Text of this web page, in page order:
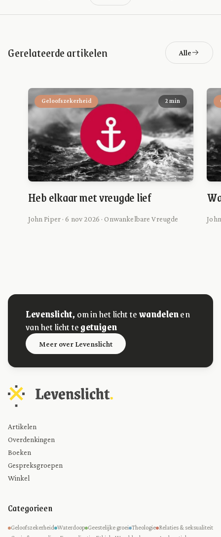
Gerelateerde artikelen Alle
Geloofszekerheid 2 min
Heb elkaar met vreugde lief
John Piper · 6 nov 2026 · Onwankelbare Vreugde
Levenslicht, om in het licht tewandelenen
van het licht tegetuigen
Meer over Levenslicht
Artikelen
Overdenkingen
Boeken
Gespreksgroepen
Winkel
Categorieen
Geloofszekerheid Waterdoop Geestelijke groei Theologie Relaties & seksualiteit